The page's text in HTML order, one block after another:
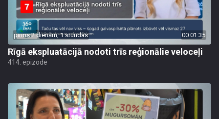
pirms 2 dienām, 1 stundas 00:01:35
Rīgā ekspluatācijā nodoti trīs reģionālie veloceļi
414. epizode